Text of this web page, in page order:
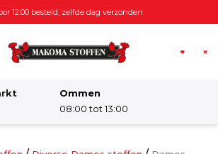
12:00 besteld, zelfde dag verzonden
Ommen
08:00 tot 13:00
Damesstoffen